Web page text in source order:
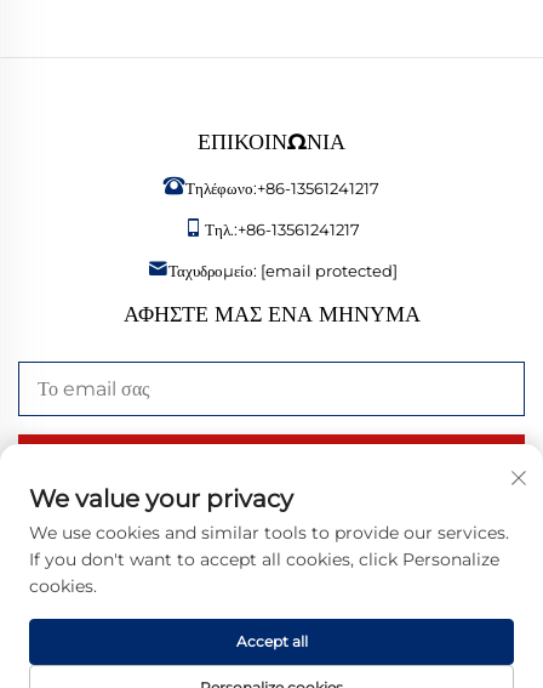
ΕΠΙΚΟΙΝΩΝΊΑ
Τηλέφωνο:+86-13561241217
Τηλ.:+86-13561241217
Ταχυδρομείο: [email protected]
ΑΦΉΣΤΕ ΜΑΣ ΈΝΑ ΜΉΝΥΜΑ
Πνευματικά δικαιώματα © 2026 Bangzheng (Shandong) Intelligent
Manufacturing Co., Ltd. Με επιφύλαξη παντός δικαιώματος. |
Απορρήτου
We value your privacy
We use cookies and similar tools to provide our services.
If you don't want to accept all cookies, click Personalize
cookies.
Accept all